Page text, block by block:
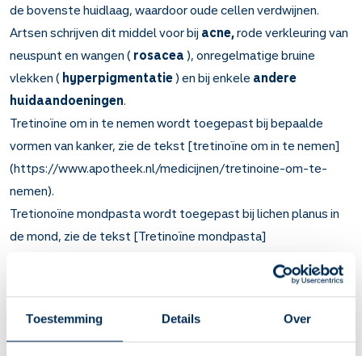
Toestemming Details Over
de bovenste huidlaag, waardoor oude cellen verdwijnen.
Artsen schrijven dit middel voor bij acne,rode verkleuring van
neuspunt en wangen ( rosacea), onregelmatige bruine
vlekken ( hyperpigmentatie) en bij enkele andere
huidaandoeningen.
Tretinoïne om in te nemen wordt toegepast bij bepaalde
vormen van kanker, zie de tekst [tretinoïne om in te nemen]
(https://www.apotheek.nl/medicijnen/tretinoine-om-te-
nemen).
Tretionoïne mondpasta wordt toegepast bij lichen planus in
de mond, zie de tekst [Tretinoïne mondpasta]
Belangrijk om te weten over Tretinoïne op de
huid